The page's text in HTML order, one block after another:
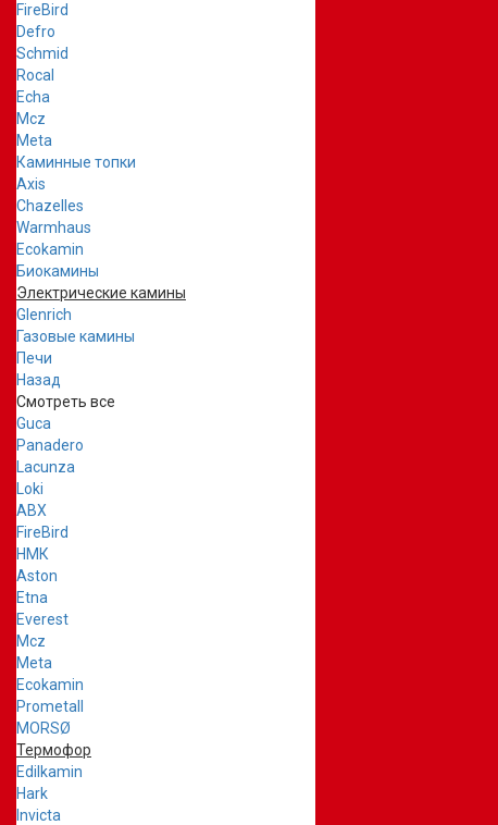
FireBird
Defro
Schmid
Rocal
Echa
Mcz
Meta
Каминные топки
Axis
Chazelles
Warmhaus
Ecokamin
Биокамины
Электрические камины
Glenrich
Газовые камины
Печи
Назад
Смотреть все
Guca
Panadero
Lacunza
Loki
ABX
FireBird
НМК
Aston
Etna
Everest
Mcz
Meta
Ecokamin
Prometall
MORSØ
Термофор
Edilkamin
Hark
Invicta